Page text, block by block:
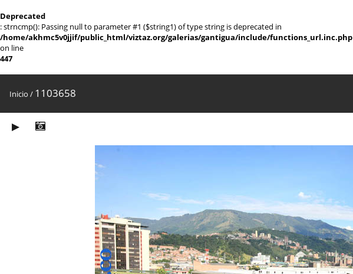
Deprecated
: strncmp(): Passing null to parameter #1 ($string1) of type string is deprecated in
/home/akhmc5v0jjif/public_html/viztaz.org/galerias/gantigua/include/functions_url.inc.php
on line
447
Inicio / 1103658